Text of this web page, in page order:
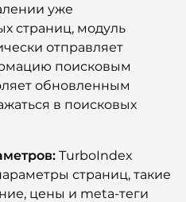
уже
страниц, модуль
отправляет
поисковым
обновленным
в поисковых
TurboIndex
страниц, такие
цены и meta-теги